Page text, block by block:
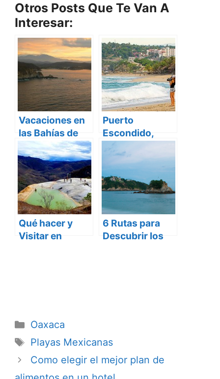
Otros Posts Que Te Van A
Interesar:
Vacaciones en
las Bahías de
Huatulco,
Oaxaca
Puerto
Escondido,
Oaxaca y su
Costa
Esmeralda
Qué hacer y
Visitar en
6 Rutas para
Descubrir los
Categorías
Oaxaca
Etiquetas
Playas Mexicanas
Como elegir el mejor plan de